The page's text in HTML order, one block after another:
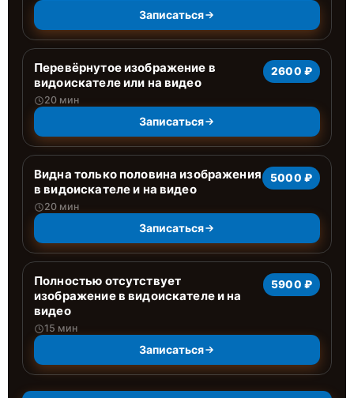
Записаться
Перевёрнутое изображение в
видоискателе или на видео
20 мин
2600 ₽
Записаться
Видна только половина изображения
в видоискателе и на видео
20 мин
5000 ₽
Записаться
Полностью отсутствует
изображение в видоискателе и на
видео
15 мин
5900 ₽
Записаться